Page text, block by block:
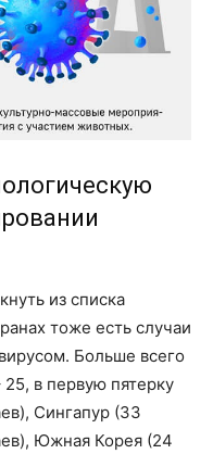
из списка
тоже есть случаи
Больше всего
в первую пятерку
Сингапур (33
Южная Корея (24